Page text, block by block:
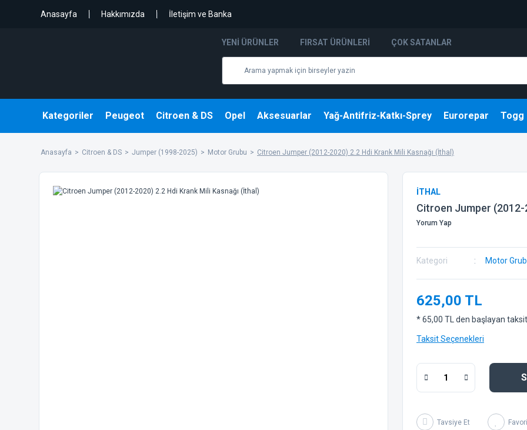
Anasayfa Hakkımızda İletişim ve Banka
YENI ÜRÜNLER FIRSAT ÜRÜNLERI ÇOK SATANLAR
Kategoriler Peugeot Citroen & DS Opel Aksesuarlar Yağ-Antifriz-Katkı-Sprey Eurorepar Togg
Anasayfa Citroen & DS Jumper (1998-2025) Motor Grubu Citroen Jumper (2012-2020) 2.2 Hdi Krank Mili Kasnağı (İthal)
İTHAL
Citroen Jumper (2012-
Yorum Yap
Kategori Motor
625,00 TL
* 65,00 TL den başlayan
Taksit Seçenekleri
Tavsiye Et